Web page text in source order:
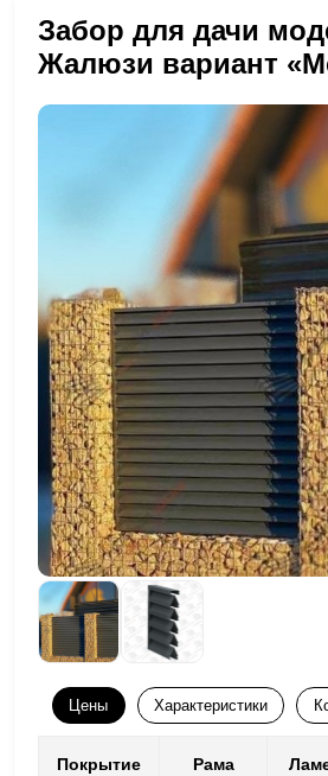
Забор для дачи
Жалюзи вариант
Цены Характеристики
Покрытие Рама